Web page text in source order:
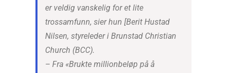
er veldig vanskelig for et lite
trossamfunn, sier hun [Berit Hustad
Nilsen, styreleder i Brunstad Christian
Church (BCC).
– Fra «Brukte millionbeløp på å